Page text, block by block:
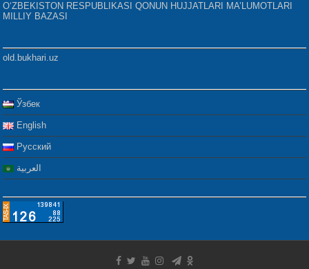
O‘ZBEKISTON RESPUBLIKASI QONUN HUJJATLARI MA’LUMOTLARI
MILLIY BAZASI
old.bukhari.uz
Ўзбек
English
Русский
العربية